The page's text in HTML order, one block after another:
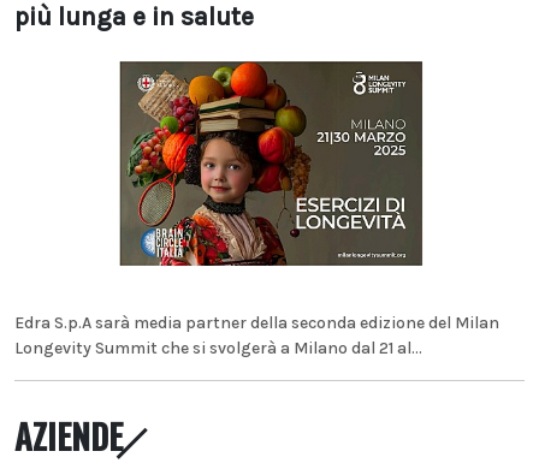
più lunga e in salute
Edra S.p.A sarà media partner della seconda edizione del Milan
Longevity Summit che si svolgerà a Milano dal 21 al...
AZIENDE